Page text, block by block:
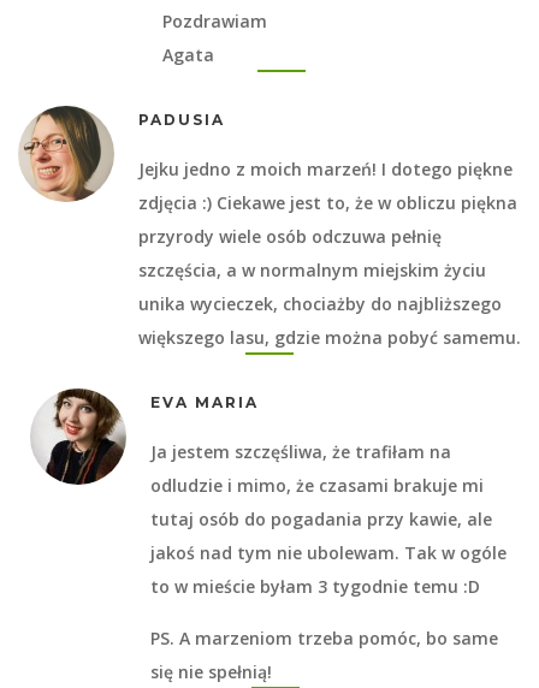
Pozdrawiam
Agata
PADUSIA
Jejku jedno z moich marzeń! I dotego piękne
zdjęcia :) Ciekawe jest to, że w obliczu piękna
przyrody wiele osób odczuwa pełnię
szczęścia, a w normalnym miejskim życiu
unika wycieczek, chociażby do najbliższego
większego lasu, gdzie można pobyć samemu.
EVA MARIA
Ja jestem szczęśliwa, że trafiłam na
odludzie i mimo, że czasami brakuje mi
tutaj osób do pogadania przy kawie, ale
jakoś nad tym nie ubolewam. Tak w ogóle
to w mieście byłam 3 tygodnie temu :D
PS. A marzeniom trzeba pomóc, bo same
się nie spełnią!